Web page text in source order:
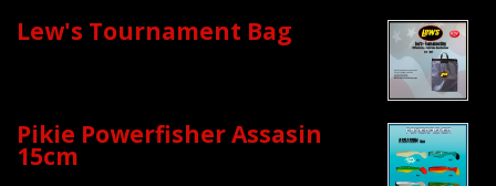
Lew's Tournament Bag
Pikie Powerfisher Assasin
15cm